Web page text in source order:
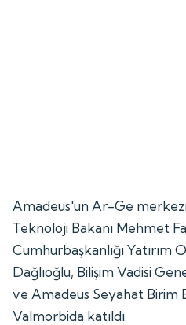
Amadeus'un Ar-Ge
Teknoloji Bakanı Mehmet
Cumhurbaşkanlığı Yatırım
Dağlıoğlu, Bilişim Vadisi
ve Amadeus Seyahat Birim
Valmorbida katıldı.